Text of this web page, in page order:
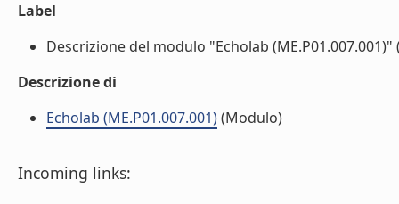
Label
Descrizione del modulo "Echolab (ME.P01.007.001)"
Descrizione di
Echolab (ME.P01.007.001)(Modulo)
Incoming links: